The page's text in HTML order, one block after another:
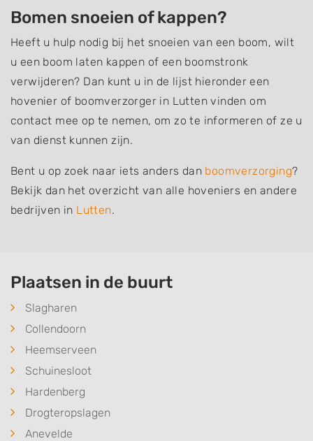
Bomen snoeien of kappen?
Heeft u hulp nodig bij het snoeien van een boom, wilt
u een boom laten kappen of een boomstronk
verwijderen? Dan kunt u in de lijst hieronder een
hovenier of boomverzorger in Lutten vinden om
contact mee op te nemen, om zo te informeren of ze u
van dienst kunnen zijn.
Bent u op zoek naar iets anders dan boomverzorging?
Bekijk dan het overzicht van alle hoveniers en andere
bedrijven in Lutten.
Plaatsen in de buurt
Slagharen
Collendoorn
Heemserveen
Schuinesloot
Hardenberg
Drogteropslagen
Anevelde